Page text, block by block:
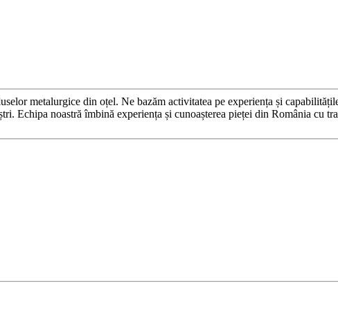
metalurgice din oțel. Ne bazăm activitatea pe experiența și
Echipa noastră îmbină experiența și cunoașterea pieței din România cu